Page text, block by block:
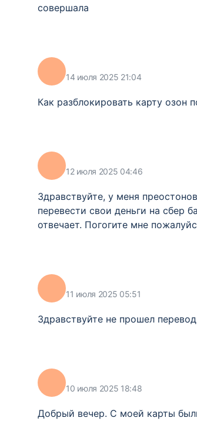
совершала
14 июля 2025 21:04
Как разблокировать карту озон
12 июля 2025 04:46
Здравствуйте, у меня
перевести свои деньги на сбер
отвечает. Погогите мне
11 июля 2025 05:51
Здравствуйте не прошел
10 июля 2025 18:48
Добрый вечер. С моей карты